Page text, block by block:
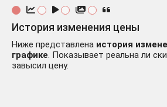
История изменения цены
Ниже представлена история
графике. Показывает реальна ли
завысил цену.